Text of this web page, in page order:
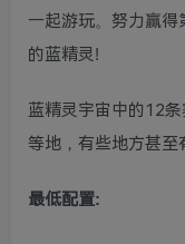
一起游玩。努力赢
的蓝精灵!
蓝精灵宇宙中的12
等地，有些地方甚至
最低配置: